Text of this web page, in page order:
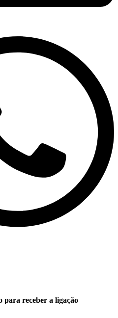
para receber a ligação